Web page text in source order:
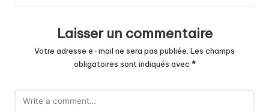
Laisser un commentaire
Votre adresse e-mail ne sera pas publiée. Les champs
obligatoires sont indiqués avec *